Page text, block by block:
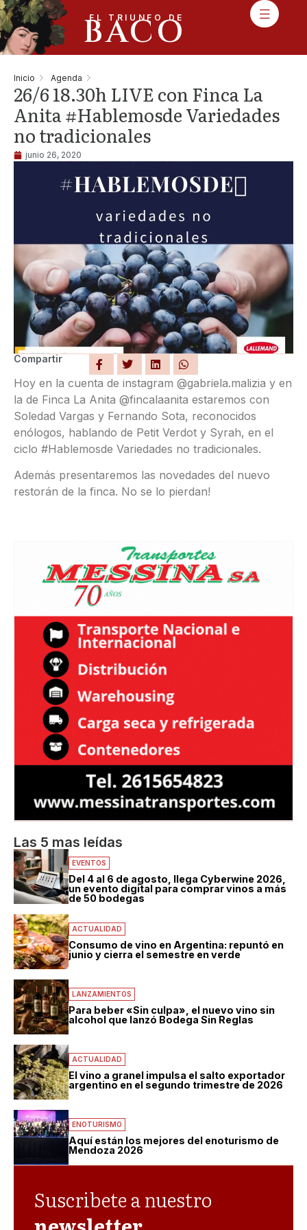
EL TRIUNFO DE
BACO
Inicio Agenda
26/6 18.30h LIVE con Finca La
Anita #Hablemosde Variedades
no tradicionales
junio 26, 2020
Compartir
Hoy en la cuenta de instagram @gabriela.malizia y en
la de Finca La Anita @fincalaanita estaremos con
Soledad Vargas y Fernando Sota, reconocidos
enólogos, hablando de Petit Verdot y Syrah, en el
ciclo #Hablemosde Variedades no tradicionales.
Además presentaremos las novedades del nuevo
restorán de la finca. No se lo pierdan!
Las 5 mas leídas
EVENTOS
Del 4 al 6 de agosto, llega Cyberwine 2026,
un evento digital para comprar vinos a más
de 50 bodegas
ACTUALIDAD
Consumo de vino en Argentina: repuntó en
junio y cierra el semestre en verde
LANZAMIENTOS
Para beber «Sin culpa», el nuevo vino sin
alcohol que lanzó Bodega Sin Reglas
ACTUALIDAD
El vino a granel impulsa el salto exportador
argentino en el segundo trimestre de 2026
ENOTURISMO
Aquí están los mejores del enoturismo de
Mendoza 2026
Suscribete a nuestro